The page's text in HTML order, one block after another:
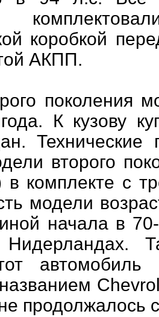
коробкой
АКПП.
поколения
К кузову
Технические
второго
комплекте с
модели
начала в
продолжалось